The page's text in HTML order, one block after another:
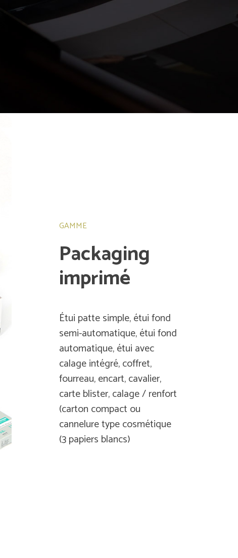
GAMME
Packaging
imprimé
Étui patte simple, étui fond
semi-automatique, étui fond
automatique, étui avec
calage intégré, coffret,
fourreau, encart, cavalier,
carte blister, calage / renfort
(carton compact ou
cannelure type cosmétique
(3 papiers blancs)